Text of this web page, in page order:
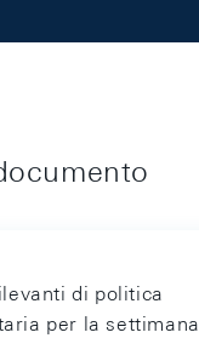
di politica
per la settimana